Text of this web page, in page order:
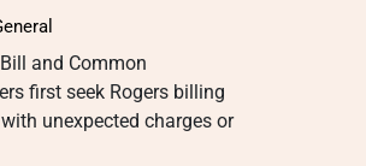
and Common
first seek Rogers billing
unexpected charges or